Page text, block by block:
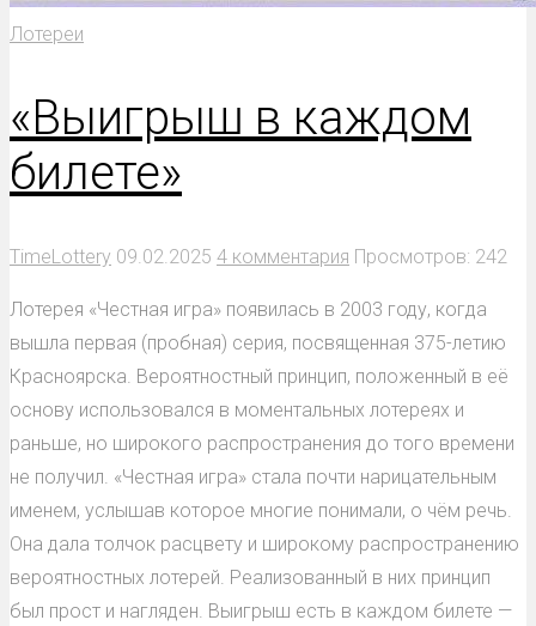
Лотереи
«Выигрыш в каждом
билете»
TimeLottery 09.02.2025 4 комментария Просмотров: 242
Лотерея «Честная игра» появилась в 2003 году, когда
вышла первая (пробная) серия, посвященная 375-летию
Красноярска. Вероятностный принцип, положенный в её
основу использовался в моментальных лотереях и
раньше, но широкого распространения до того времени
не получил. «Честная игра» стала почти нарицательным
именем, услышав которое многие понимали, о чём речь.
Она дала толчок расцвету и широкому распространению
вероятностных лотерей. Реализованный в них принцип
был прост и нагляден. Выигрыш есть в каждом билете —